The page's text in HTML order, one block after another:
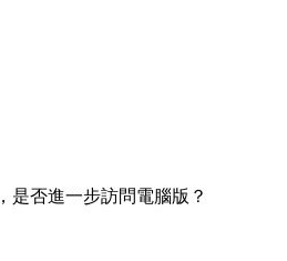
是否進一步訪問電腦版？